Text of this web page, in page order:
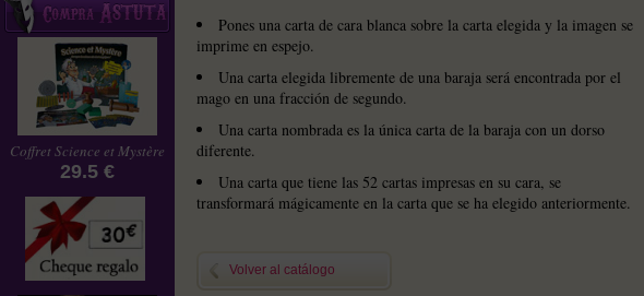
Coffret Science et Mystère
29.5 €
Pones una carta de cara blanca sobre la carta elegida y la imagen se
imprime en espejo.
Una carta elegida libremente de una baraja será encontrada por el
mago en una fracción de segundo.
Una carta nombrada es la única carta de la baraja con un dorso
diferente.
Una carta que tiene las 52 cartas impresas en su cara, se
transformará mágicamente en la carta que se ha elegido anteriormente.
Baraja de 56 cartas (con dorso bicycle) imprimidas por la USPCC
Volver al catálogo